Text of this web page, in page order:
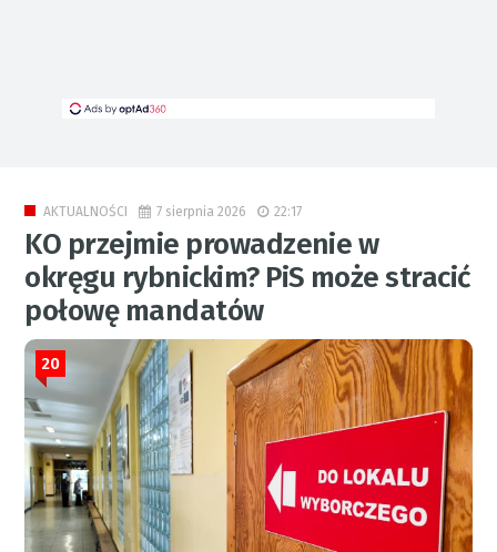
AKTUALNOŚCI 7 sierpnia 2026 22:17
KO przejmie prowadzenie w
okręgu rybnickim? PiS może stracić
połowę mandatów
20